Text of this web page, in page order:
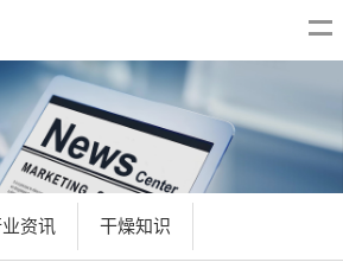
资讯 干燥知识